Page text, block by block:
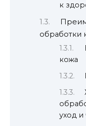
к
обработки
кожа
уход и